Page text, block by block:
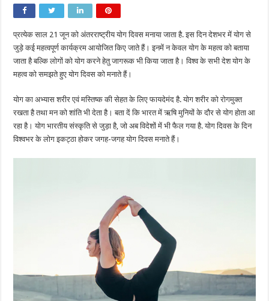
Yoga
Day:अन्तर्राष्ट्रीय
योग
दिवस
कल,
जानें
साल
2022
थीम
प्रत्येक साल 21 जून को अंतरराष्ट्रीय योग दिवस मनाया जाता है. इस दिन देशभर में योग से
जुड़े कई महत्वपूर्ण कार्यक्रम आयोजित किए जाते हैं। इनमें न केवल योग के महत्व को बताया
जाता है बल्कि लोगों को योग करने हेतु जागरूक भी किया जाता है। विश्व के सभी देश योग के
महत्व को समझते हुए योग दिवस को मनाते हैं।
योग का अभ्यास शरीर एवं मस्तिष्क की सेहत के लिए फायदेमंद है. योग शरीर को रोगमुक्त
रखता है तथा मन को शांति भी देता है। बता दें कि भारत में ऋषि मुनियों के दौर से योग होता आ
रहा है। योग भारतीय संस्कृति से जुड़ा है, जो अब विदेशों में भी फैल गया है. योग दिवस के दिन
विश्वभर के लोग इकट्ठा होकर जगह-जगह योग दिवस मनाते हैं।